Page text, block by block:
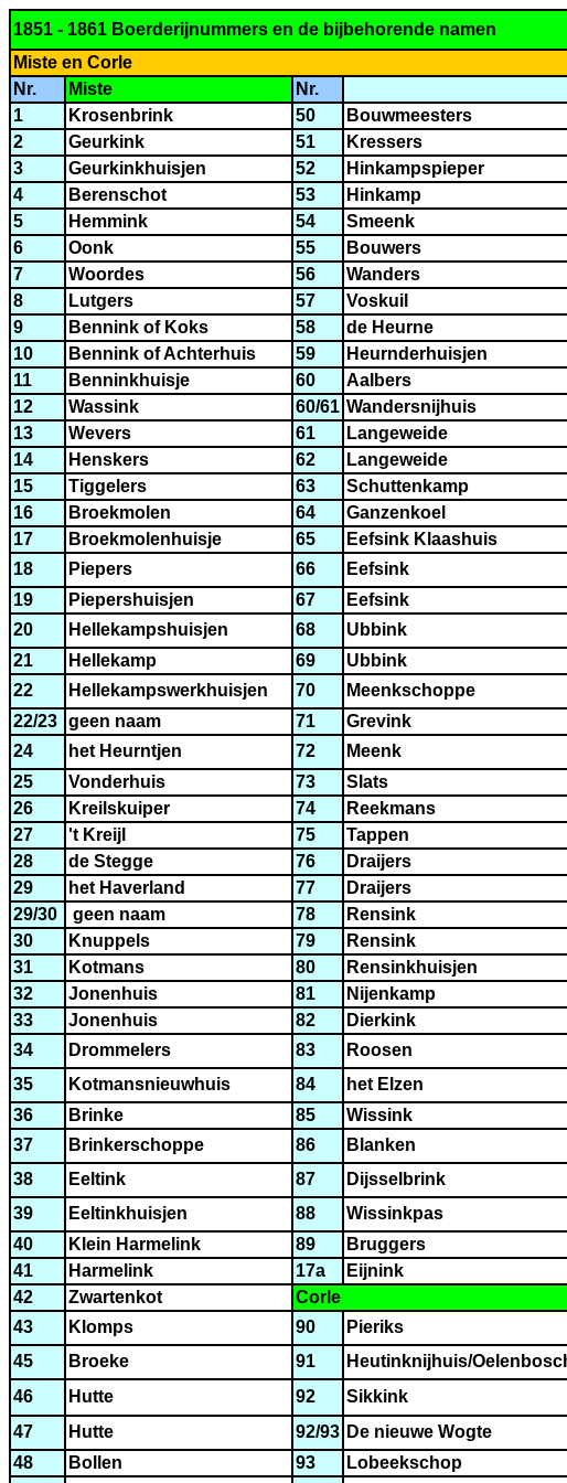
1851 - 1861 Boerderijnummers en de bijbehorende namen
Miste en Corle
Nr.
Miste Nr.
1
Krosenbrink 50 Bouwmeesters
2
Geurkink 51 Kressers
3
Geurkinkhuisjen 52 Hinkampspieper
4
Berenschot 53 Hinkamp
5
Hemmink 54 Smeenk
6
Oonk 55 Bouwers
7
Woordes 56 Wanders
8
Lutgers 57 Voskuil
9
Bennink of Koks 58 de Heurne
10
Bennink of Achterhuis 59 Heurnderhuisjen
11
Benninkhuisje 60 Aalbers
12
Wassink 60/61 Wandersnijhuis
13
Wevers 61 Langeweide
14
Henskers 62 Langeweide
15
Tiggelers 63 Schuttenkamp
16
Broekmolen 64 Ganzenkoel
17
Broekmolenhuisje 65 Eefsink Klaashuis
18
Piepers 66 Eefsink
19
Piepershuisjen 67 Eefsink
20
Hellekampshuisjen 68 Ubbink
21
Hellekamp 69 Ubbink
22
Hellekampswerkhuisjen 70 Meenkschoppe
22/23 geen naam 71 Grevink
24
het Heurntjen 72 Meenk
25
Vonderhuis 73 Slats
26
Kreilskuiper 74 Reekmans
27
't Kreijl 75 Tappen
28
de Stegge 76 Draijers
29
het Haverland 77 Draijers
29/30
geen naam 78 Rensink
30
Knuppels 79 Rensink
31
Kotmans 80 Rensinkhuisjen
32
Jonenhuis 81 Nijenkamp
33
Jonenhuis 82 Dierkink
34
Drommelers 83 Roosen
35
Kotmansnieuwhuis 84 het Elzen
36
Brinke 85 Wissink
37
Brinkerschoppe 86 Blanken
38
Eeltink 87 Dijsselbrink
39
Eeltinkhuisjen 88 Wissinkpas
40
Klein Harmelink 89 Bruggers
41
Harmelink 17a Eijnink
42
Zwartenkot Corle
43
Klomps 90
Pieriks
45
Broeke 91 Heutinknijhuis/
46
Hutte 92
Sikkink
47
Hutte 92/93 De nieuwe Wogte
48
Bollen 93 Lobeekschop